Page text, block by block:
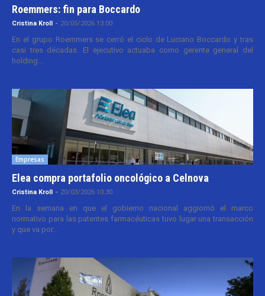
Roemmers: fin para Boccardo
Cristina Kroll - 20/05/2026 13:00
En el grupo Roemmers se cerró el ciclo de Luciano Boccardo y tras
casi tres décadas. El ejecutivo actuaba como gerente general del
holding...
Empresas
Elea compra portafolio oncológico a Celnova
Cristina Kroll - 20/03/2026 10:30
En la semana en que el gobierno nacional aggiornó el marco
normativo para las patentes farmacéuticas tuvo lugar una transacción
y que va por...